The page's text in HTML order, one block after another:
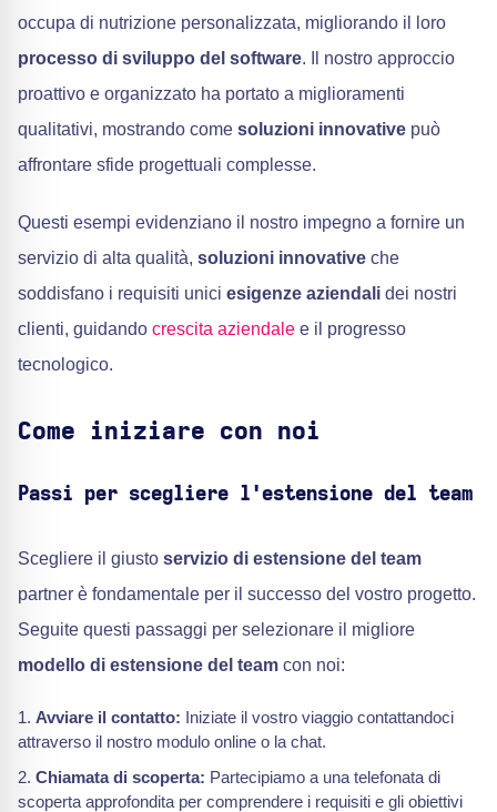
occupa di nutrizione personalizzata, migliorando il loro
processo di sviluppo del software. Il nostro approccio
proattivo e organizzato ha portato a miglioramenti
qualitativi, mostrando come soluzioni innovative può
affrontare sfide progettuali complesse.
Questi esempi evidenziano il nostro impegno a fornire un
servizio di alta qualità, soluzioni innovative che
soddisfano i requisiti unici esigenze aziendali dei nostri
clienti, guidando crescita aziendale e il progresso
tecnologico.
Come iniziare con noi
Passi per scegliere l'estensione del team
Scegliere il giusto servizio di estensione del team
partner è fondamentale per il successo del vostro progetto.
Seguite questi passaggi per selezionare il migliore
modello di estensione del team con noi:
Avviare il contatto: Iniziate il vostro viaggio contattandoci
attraverso il nostro modulo online o la chat.
Chiamata di scoperta: Partecipiamo a una telefonata di
scoperta approfondita per comprendere i requisiti e gli obiettivi